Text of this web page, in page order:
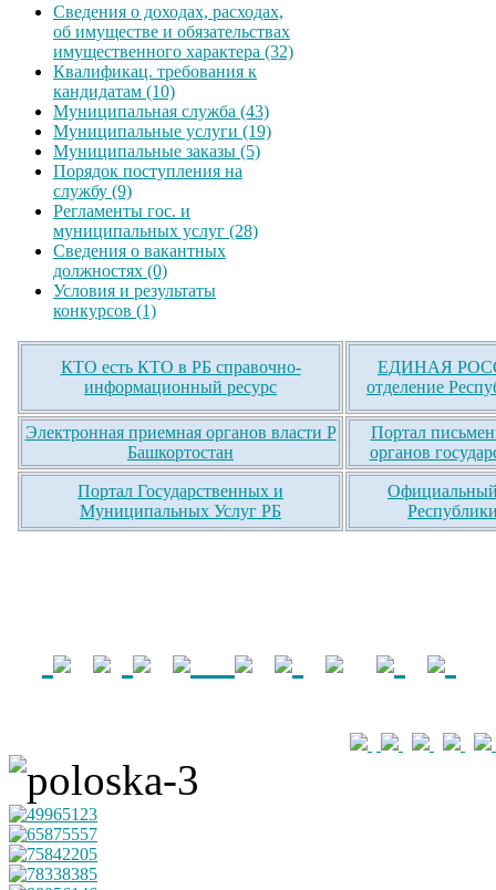
Сведения о доходах, расходах,
об имуществе и обязательствах
имущественного характера (32)
Квалификац. требования к
кандидатам (10)
Муниципальная служба (43)
Муниципальные услуги (19)
Муниципальные заказы (5)
Порядок поступления на
службу (9)
Регламенты гос. и
муниципальных услуг (28)
Сведения о вакантных
должностях (0)
Условия и результаты
конкурсов (1)
КТО есть КТО в РБ справочно-
информационный ресурс
ЕДИНАЯ
отделение
Электронная приемная органов власти Р
Башкортостан
Портал
органов
Портал Государственных и
Муниципальных Услуг РБ
Официальный